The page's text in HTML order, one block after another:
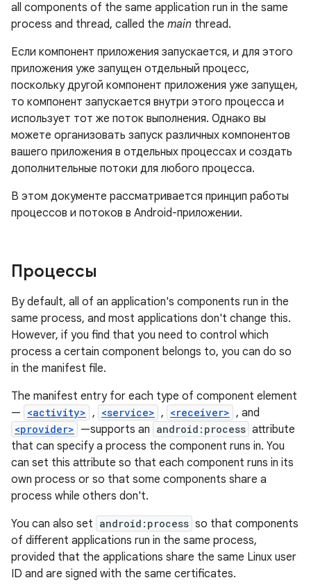
all components of the same application run in the same
process and thread, called the main thread.
Если компонент приложения запускается, и для этого
приложения уже запущен отдельный процесс,
поскольку другой компонент приложения уже запущен,
то компонент запускается внутри этого процесса и
использует тот же поток выполнения. Однако вы
можете организовать запуск различных компонентов
вашего приложения в отдельных процессах и создать
дополнительные потоки для любого процесса.
В этом документе рассматривается принцип работы
процессов и потоков в Android-приложении.
Процессы
By default, all of an application's components run in the
same process, and most applications don't change this.
However, if you find that you need to control which
process a certain component belongs to, you can do so
in the manifest file.
The manifest entry for each type of component element
— <activity> , <service> , <receiver> , and
<provider> —supports an android:process attribute
that can specify a process the component runs in. You
can set this attribute so that each component runs in its
own process or so that some components share a
process while others don't.
You can also set android:process so that components
of different applications run in the same process,
provided that the applications share the same Linux user
ID and are signed with the same certificates.